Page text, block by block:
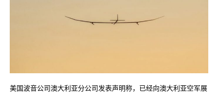
美国波音公司澳大利亚分公司发表声明称，已经向澳大利亚空军展